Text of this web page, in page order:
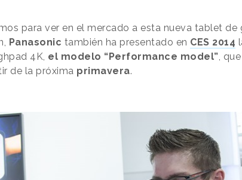
para ver en el mercado a esta nueva tablet de
Panasonic también ha presentado en CES 2014
4K, el modelo “Performance model” ,
de la próxima primavera.